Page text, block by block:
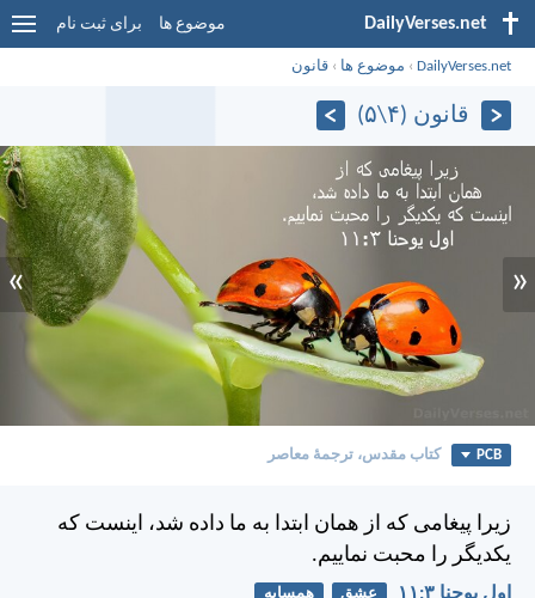
DailyVerses.net موضوع ها برای ثبت نام
DailyVerses.net
› موضوع ها ›قانون
قانون (۴\۵)
«
»
PCB کتاب مقدس، ترجمۀ معاصر
زيرا پيغامی كه از همان ابتدا به ما داده شد، اينست كه
يكديگر را محبت نماييم.
اول يوحنا ۳:‏۱۱ عشق همسایه